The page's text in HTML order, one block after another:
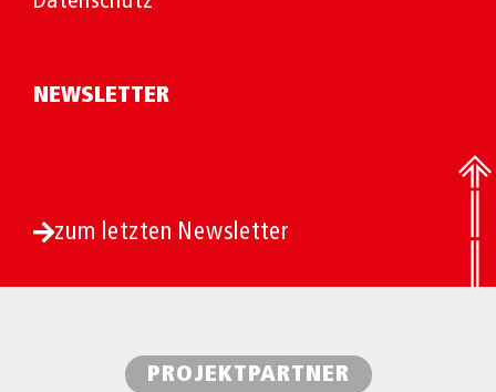
NEWSLETTER
zum letzten Newsletter
PROJEKTPARTNER